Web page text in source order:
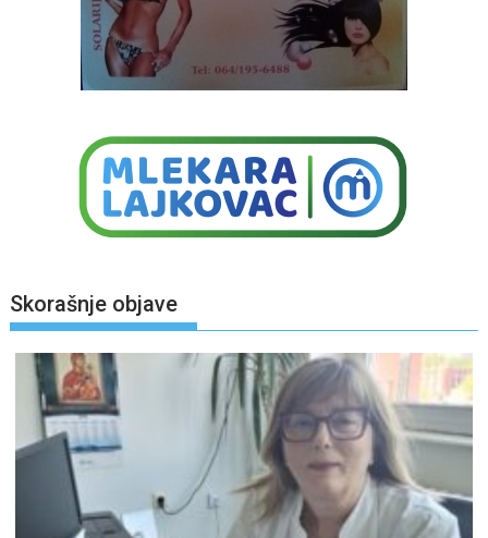
Skorašnje objave